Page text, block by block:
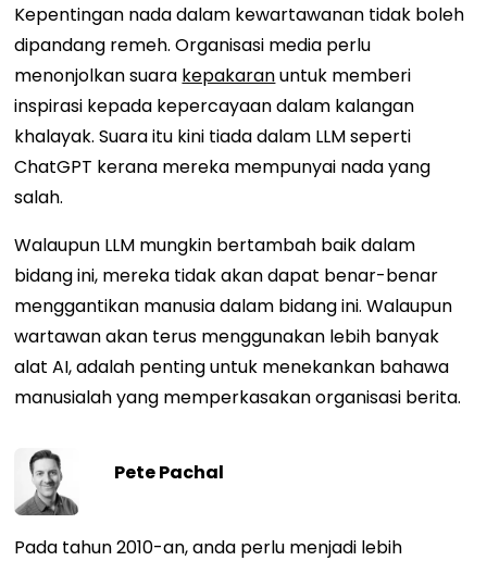
Kepentingan nada dalam kewartawanan tidak boleh
dipandang remeh. Organisasi media perlu
menonjolkan suara kepakaranuntuk memberi
inspirasi kepada kepercayaan dalam kalangan
khalayak. Suara itu kini tiada dalam LLM seperti
ChatGPT kerana mereka mempunyai nada yang
salah.
Walaupun LLM mungkin bertambah baik dalam
bidang ini, mereka tidak akan dapat benar-benar
menggantikan manusia dalam bidang ini. Walaupun
wartawan akan terus menggunakan lebih banyak
alat AI, adalah penting untuk menekankan bahawa
manusialah yang memperkasakan organisasi berita.
Pete Pachal
Pada tahun 2010-an, anda perlu menjadi lebih